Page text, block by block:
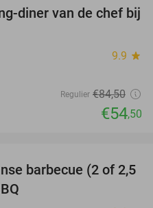
36%
diner van de chef bij
9.9 star
Regulier €84,50
€54,50
30%
barbecue (2 of 2,5